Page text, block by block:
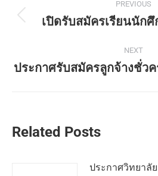
PREVIOUS
เปิดรับสมัครเรียนนัก
NEXT
ประกาศรับสมัครลูกจ้างชั่ว
Related Posts
ประกาศวิทยาลั